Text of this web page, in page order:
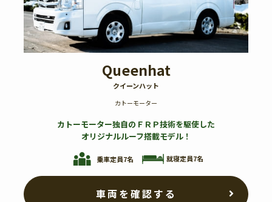
Queenhat
クイーンハット
カトーモーター
カトーモーター独自のＦＲＰ技術を駆使した
オリジナルルーフ搭載モデル！
乗車定員7名 就寝定員7名
車両を確認する